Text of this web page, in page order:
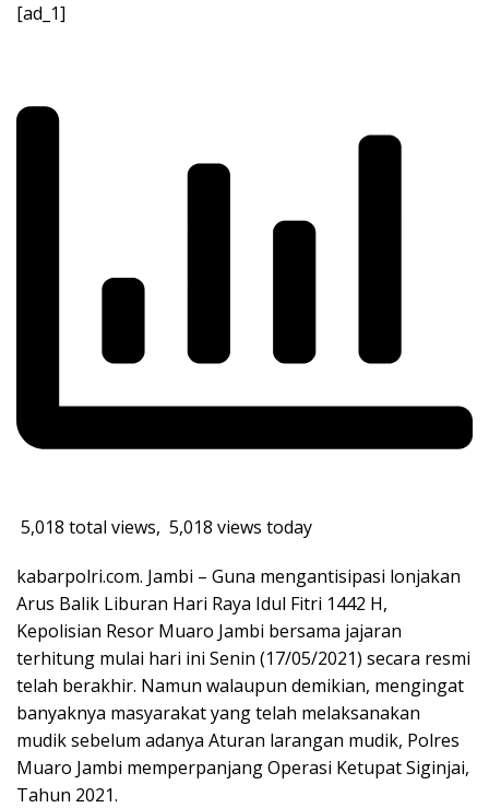
[ad_1]
5,018 total views, 5,018 views today
kabarpolri.com. Jambi – Guna mengantisipasi lonjakan
Arus Balik Liburan Hari Raya Idul Fitri 1442 H,
Kepolisian Resor Muaro Jambi bersama jajaran
terhitung mulai hari ini Senin (17/05/2021) secara resmi
telah berakhir. Namun walaupun demikian, mengingat
banyaknya masyarakat yang telah melaksanakan
mudik sebelum adanya Aturan larangan mudik, Polres
Muaro Jambi memperpanjang Operasi Ketupat Siginjai,
Tahun 2021.